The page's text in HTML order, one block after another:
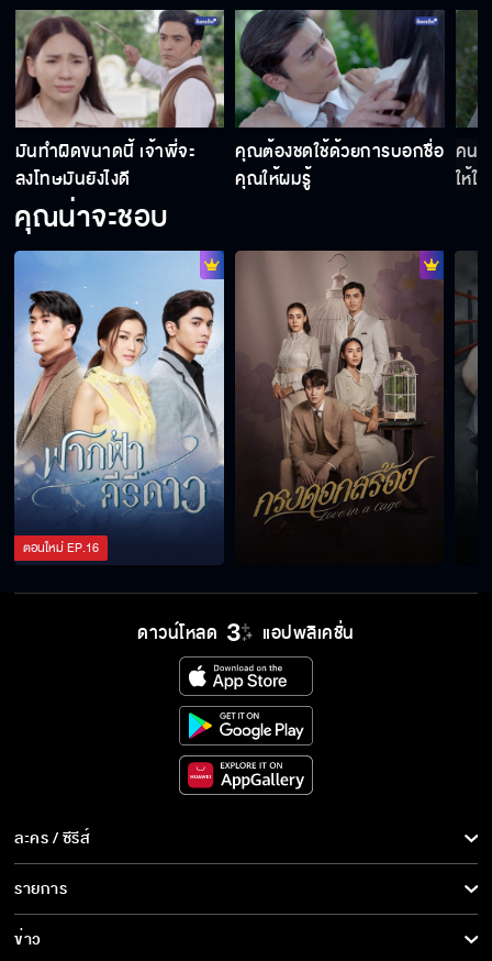
ทำแค่หน้าที่ของหมอก็พอ อย่าคิดทำเกินหน้าที่กับ
คู่หมั้นของผม
อยากให้พี่อยู่ พี่ก็ยอมอยู่ด้วยแล้ว แต่เรื่องอย่างว่า
พี่ให้ ฟ้า ไม่ได้จริงๆ
ถึงพี่จะแต่งงานกับ ฟ้า แต่พี่ก็ยังรัก ฟ้า เหมือน
น้องสาว
บ่าวก้นครัวที่เจ้าชอบดูถูก เขายังไม่มีกิริยาต่ำ
ทรามแบบนี้เลย
ทุกอย่างที่เกี่ยวกับนิล มันอยู่ในความทรงจำของ
ฉัน ไม่เคยที่จะลืมได้เลย
เรากำลังจะหมั้นกันแล้ว
อีกไม่นาน หัวใจของนิลต้องเป็นของผม
มันทำผิดขนาดนี้ เจ้าพี่จะ
ลงโทษมันยังไงดี
คุณต้องชดใช้ด้วยการบอกชื่อ
คุณให้ผมรู้
คนอ
ให้ใ
คุณน่าจะชอบ
ตอนใหม่EP.16
ดาวน์โหลด แอปพลิเคชั่น
ละคร / ซีรีส์
ละคร/ซีรีส์
ซีรีส์นานาชาติ
รายการ
รายการทั้งหมด
ข่าว